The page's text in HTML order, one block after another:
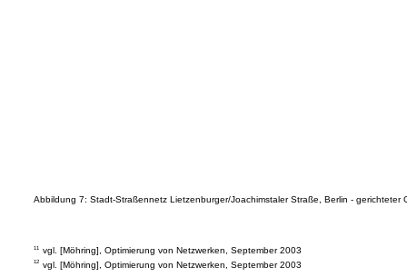
Abbildung 7: Stadt-Straßennetz Lietzenburger/Joachimstaler Straße, Berlin - gerichteter
11 vgl. [Möhring], Optimierung von Netzwerken, September 2003
12 vgl. [Möhring], Optimierung von Netzwerken, September 2003